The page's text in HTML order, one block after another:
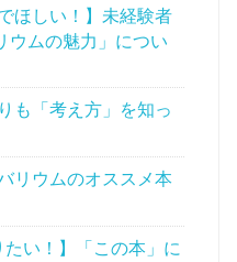
ほしい！】未経験者
ウムの魅力」につい
も「考え方」を知っ
リウムのオススメ本
たい！】「この本」に